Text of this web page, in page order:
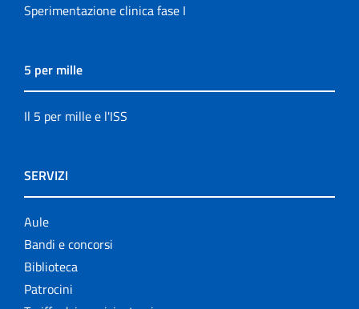
Sperimentazione clinica fase I
5 per mille
Il 5 per mille e l'ISS
SERVIZI
Aule
Bandi e concorsi
Biblioteca
Patrocini